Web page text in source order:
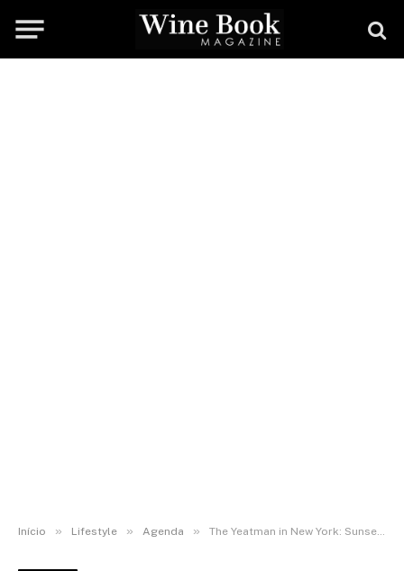
Início » Lifestyle » Agenda » The Yeatman in New York: Sunset Wine Party encerra o verão com uma viagem à cultura pop americana dos anos 80 e 90